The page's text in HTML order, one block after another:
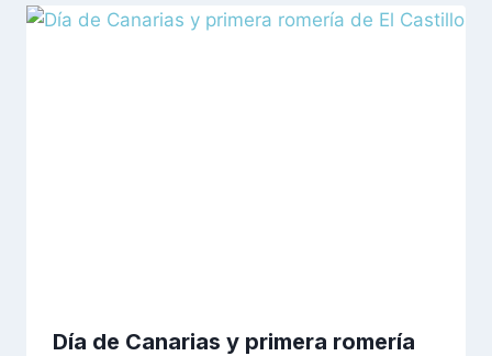
Día de Canarias y primera romería